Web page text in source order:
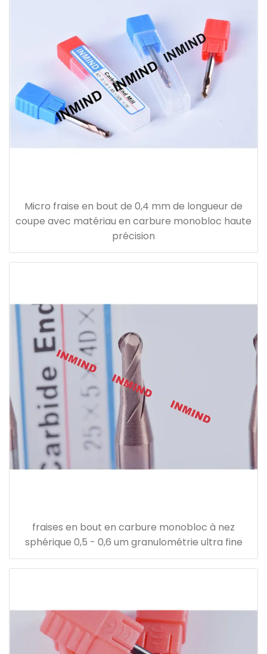
Micro fraise en bout de 0,4 mm de longueur de
coupe avec matériau en carbure monobloc haute
précision
fraises en bout en carbure monobloc à nez
sphérique 0,5 - 0,6 um granulométrie ultra fine